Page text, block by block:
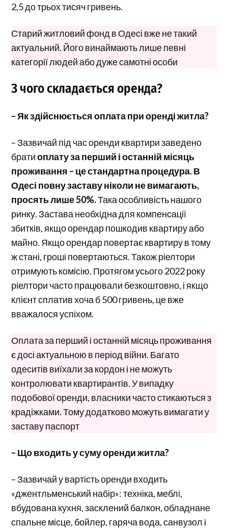
2,5 до трьох тисяч гривень.
Старий житловий фонд в Одесі вже не такий
актуальний. Його винаймають лише певні
категорії людей або дуже самотні особи
З чого складається оренда?
– Як здійснюється оплата при оренді житла?
– Зазвичай під час оренди квартири заведено
братиоплату за перший і останній місяць
проживання – це стандартна процедура. В
Одесі повну заставу ніколи не вимагають,
просять лише 50%.Така особливість нашого
ринку. Застава необхідна для компенсації
збитків, якщо орендар пошкодив квартиру або
майно. Якщо орендар повертає квартиру в тому
ж стані, гроші повертаються. Також ріелтори
отримують комісію. Протягом усього 2022 року
ріелтори часто працювали безкоштовно, і якщо
клієнт сплатив хоча б 500 гривень, це вже
вважалося успіхом.
Оплата за перший і останній місяць проживання
є досі актуальною в період війни. Багато
одеситів виїхали за кордон і не можуть
контролювати квартирантів. У випадку
подобової оренди, власники часто стикаються з
крадіжками. Тому додатково можуть вимагати у
заставу паспорт
– Що входить у суму оренди житла?
– Зазвичай у вартість оренди входить
«джентльменський набір»: техніка, меблі,
вбудована кухня, засклений балкон, обладнане
спальне місце, бойлер, гаряча вода, санвузол і